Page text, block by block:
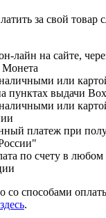
за свой товар
лайн на сайте,
Монета
или
пунктах выдачи
или
платеж при
по счету в любом
со способами
здесь.